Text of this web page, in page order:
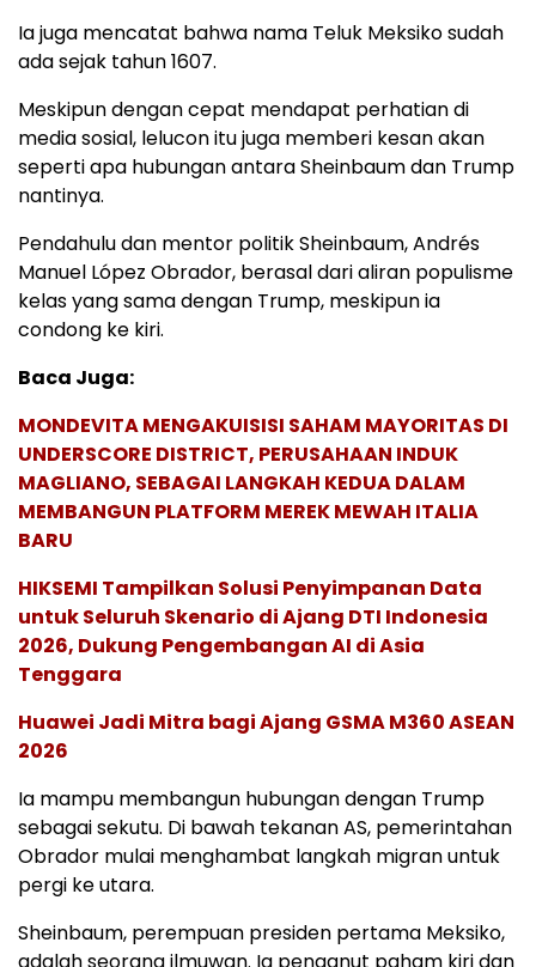
Ia juga mencatat bahwa nama Teluk Meksiko sudah
ada sejak tahun 1607.
Meskipun dengan cepat mendapat perhatian di
media sosial, lelucon itu juga memberi kesan akan
seperti apa hubungan antara Sheinbaum dan Trump
nantinya.
Pendahulu dan mentor politik Sheinbaum, Andrés
Manuel López Obrador, berasal dari aliran populisme
kelas yang sama dengan Trump, meskipun ia
condong ke kiri.
Baca Juga:
MONDEVITA MENGAKUISISI SAHAM MAYORITAS DI
UNDERSCORE DISTRICT, PERUSAHAAN INDUK
MAGLIANO, SEBAGAI LANGKAH KEDUA DALAM
MEMBANGUN PLATFORM MEREK MEWAH ITALIA
BARU
HIKSEMI Tampilkan Solusi Penyimpanan Data
untuk Seluruh Skenario di Ajang DTI Indonesia
2026, Dukung Pengembangan AI di Asia
Tenggara
Huawei Jadi Mitra bagi Ajang GSMA M360 ASEAN
2026
Ia mampu membangun hubungan dengan Trump
sebagai sekutu. Di bawah tekanan AS, pemerintahan
Obrador mulai menghambat langkah migran untuk
pergi ke utara.
Sheinbaum, perempuan presiden pertama Meksiko,
adalah seorang ilmuwan. Ia penganut paham kiri dan